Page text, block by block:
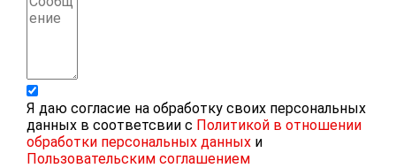
Я даю согласие на обработку своих персональных
данных в соответсвии с Политикой в отношении
обработки персональных данных и
Пользовательским соглашением